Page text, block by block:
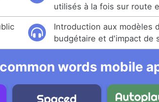
utilisés à la fois sur route
Introduction aux modèles
budgétaire et d'impact de
words mobile